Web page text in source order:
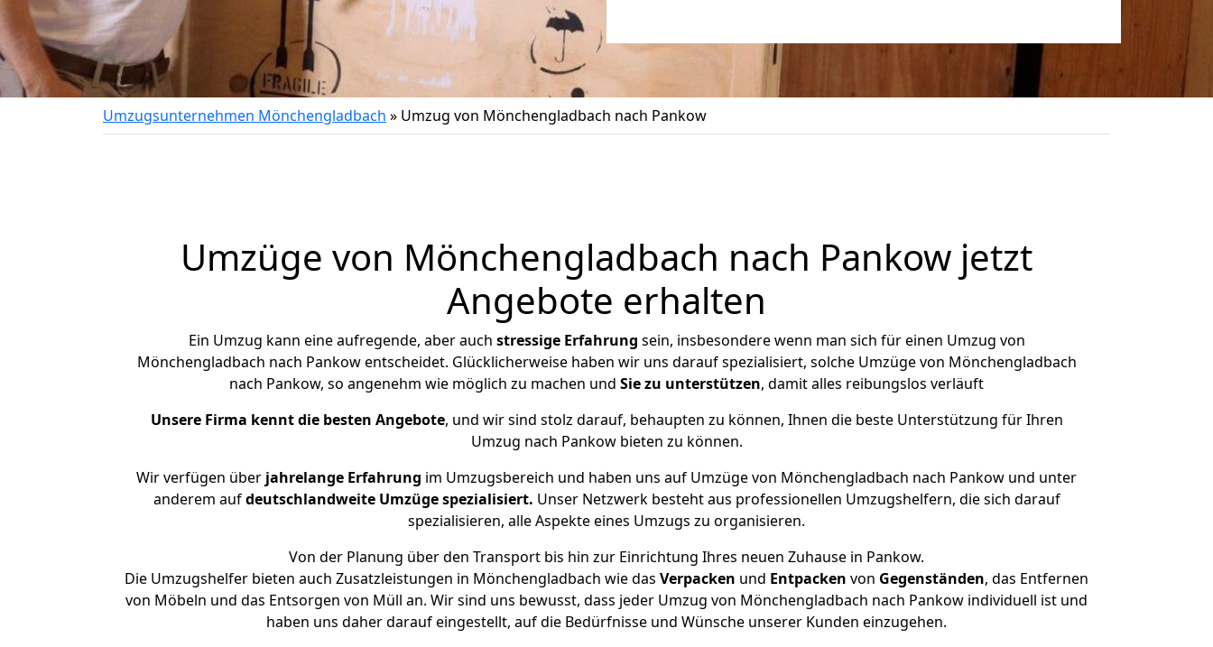
Umzugsunternehmen Mönchengladbach » Umzug von Mönchengladbach nach Pankow
Umzüge von Mönchengladbach nach Pankow jetzt
Angebote erhalten
Ein Umzug kann eine aufregende, aber auch stressige Erfahrung sein, insbesondere wenn man sich für einen Umzug von
Mönchengladbach nach Pankow entscheidet. Glücklicherweise haben wir uns darauf spezialisiert, solche Umzüge von Mönchengladbach
nach Pankow, so angenehm wie möglich zu machen und Sie zu unterstützen, damit alles reibungslos verläuft
Unsere Firma kennt die besten Angebote, und wir sind stolz darauf, behaupten zu können, Ihnen die beste Unterstützung für Ihren
Umzug nach Pankow bieten zu können.
Wir verfügen über jahrelange Erfahrung im Umzugsbereich und haben uns auf Umzüge von Mönchengladbach nach Pankow und unter
anderem aufdeutschlandweite Umzüge spezialisiert. Unser Netzwerk besteht aus professionellen Umzugshelfern, die sich darauf
spezialisieren, alle Aspekte eines Umzugs zu organisieren.
Von der Planung über den Transport bis hin zur Einrichtung Ihres neuen Zuhause in Pankow.
Die Umzugshelfer bieten auch Zusatzleistungen in Mönchengladbach wie das Verpacken und Entpacken von Gegenständen, das Entfernen
von Möbeln und das Entsorgen von Müll an. Wir sind uns bewusst, dass jeder Umzug von Mönchengladbach nach Pankow individuell ist und
haben uns daher darauf eingestellt, auf die Bedürfnisse und Wünsche unserer Kunden einzugehen.